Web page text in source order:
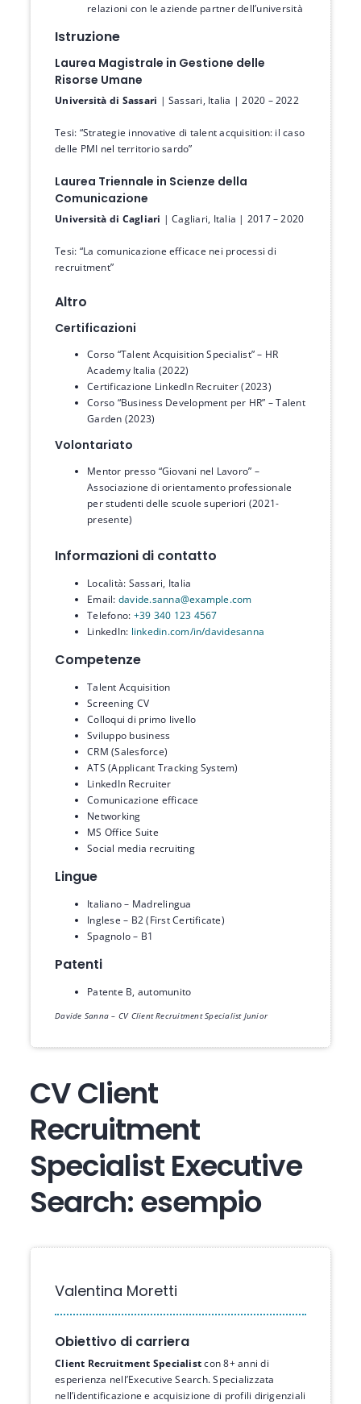
relazioni con le aziende partner dell’università
Istruzione
Laurea Magistrale in Gestione delle
Risorse Umane
Università di Sassari | Sassari, Italia | 2020 – 2022
Tesi: “Strategie innovative di talent acquisition: il caso
delle PMI nel territorio sardo”
Laurea Triennale in Scienze della
Comunicazione
Università di Cagliari | Cagliari, Italia | 2017 – 2020
Tesi: “La comunicazione efficace nei processi di
recruitment”
Altro
Certificazioni
Corso “Talent Acquisition Specialist” – HR
Academy Italia (2022)
Certificazione LinkedIn Recruiter (2023)
Corso “Business Development per HR” – Talent
Garden (2023)
Volontariato
Mentor presso “Giovani nel Lavoro” –
Associazione di orientamento professionale
per studenti delle scuole superiori (2021-
presente)
Informazioni di contatto
Località: Sassari, Italia
Email: davide.sanna@example.com
Telefono: +39 340 123 4567
LinkedIn: linkedin.com/in/davidesanna
Competenze
Talent Acquisition
Screening CV
Colloqui di primo livello
Sviluppo business
CRM (Salesforce)
ATS (Applicant Tracking System)
LinkedIn Recruiter
Comunicazione efficace
Networking
MS Office Suite
Social media recruiting
Lingue
Italiano – Madrelingua
Inglese – B2 (First Certificate)
Spagnolo – B1
Patenti
Patente B, automunito
Davide Sanna – CV Client Recruitment Specialist Junior
CV Client
Recruitment
Specialist Executive
Search: esempio
Valentina Moretti
Obiettivo di carriera
Client Recruitment Specialistcon 8+ anni di
esperienza nell’Executive Search. Specializzata
nell’identificazione e acquisizione di profili dirigenziali